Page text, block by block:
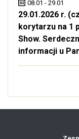
08.01 - 29.01
29.01.2026 r.
korytarzu na 1
Show.
informacji u